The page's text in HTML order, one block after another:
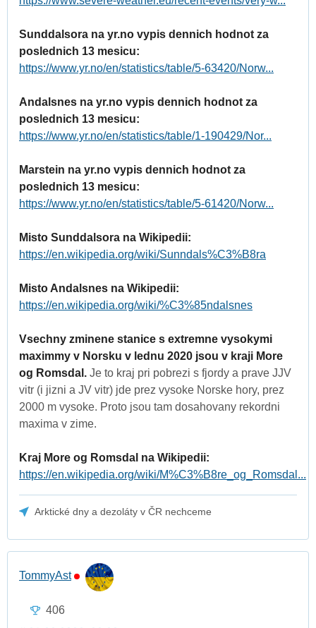
Sunddalsora na yr.no vypis dennich hodnot za
poslednich 13 mesicu:
https://www.yr.no/en/statistics/table/5-63420/Norw...
Andalsnes na yr.no vypis dennich hodnot za
poslednich 13 mesicu:
https://www.yr.no/en/statistics/table/1-190429/Nor...
Marstein na yr.no vypis dennich hodnot za
poslednich 13 mesicu:
https://www.yr.no/en/statistics/table/5-61420/Norw...
Misto Sunddalsora na Wikipedii:
https://en.wikipedia.org/wiki/Sunndals%C3%B8ra
Misto Andalsnes na Wikipedii:
https://en.wikipedia.org/wiki/%C3%85ndalsnes
Vsechny zminene stanice s extremne vysokymi
maximmy v Norsku v lednu 2020 jsou v kraji More
og Romsdal. Je to kraj pri pobrezi s fjordy a prave JJV
vitr (i jizni a JV vitr) jde prez vysoke Norske hory, prez
2000 m vysoke. Proto jsou tam dosahovany rekordni
maxima v zime.
Kraj More og Romsdal na Wikipedii:
https://en.wikipedia.org/wiki/M%C3%B8re_og_Romsdal...
Arktické dny a dezoláty v ČR nechceme
TommyAst
406